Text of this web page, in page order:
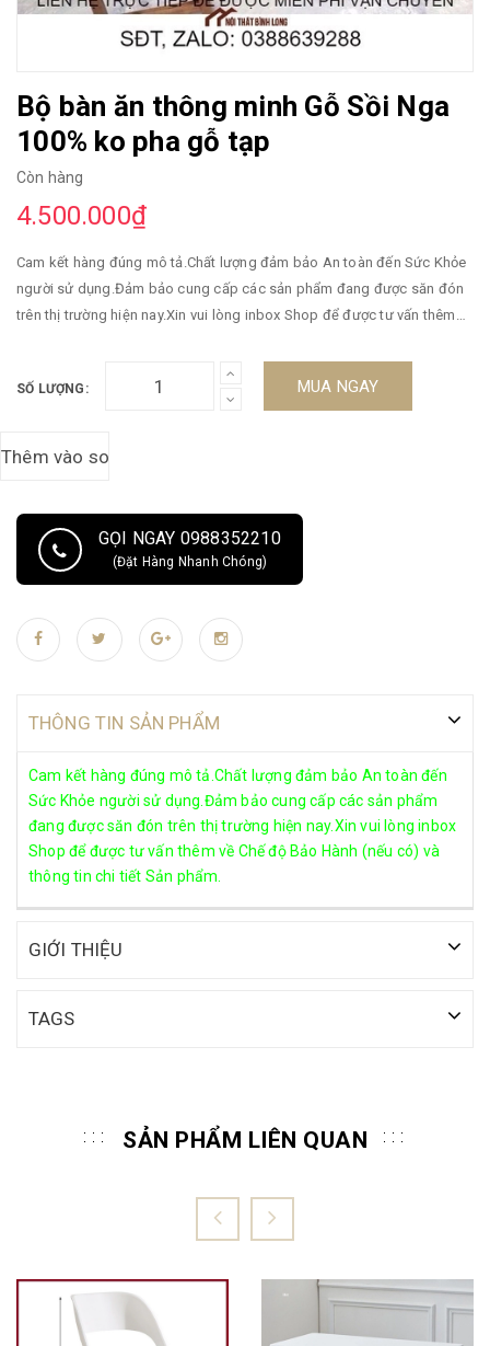
Bộ bàn ăn thông minh Gỗ Sồi Nga
100% ko pha gỗ tạp
Còn hàng
4.500.000₫
Cam kết hàng đúng mô tả.Chất lượng đảm bảo An toàn đến Sức Khỏe
người sử dụng.Đảm bảo cung cấp các sản phẩm đang được săn đón
trên thị trường hiện nay.Xin vui lòng inbox Shop để được tư vấn thêm
SỐ LƯỢNG: MUA NGAY
GỌI NGAY 0988352210
(Đặt Hàng Nhanh Chóng)
THÔNG TIN SẢN PHẨM
Cam kết hàng đúng mô tả.Chất lượng đảm bảo An toàn đến
Sức Khỏe người sử dụng.Đảm bảo cung cấp các sản phẩm
đang được săn đón trên thị trường hiện nay.Xin vui lòng inbox
Shop để được tư vấn thêm về Chế độ Bảo Hành (nếu có) và
thông tin chi tiết Sản phẩm.
GIỚI THIỆU
TAGS
SẢN PHẨM LIÊN QUAN